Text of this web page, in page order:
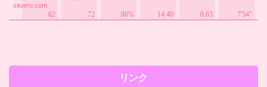
リンク